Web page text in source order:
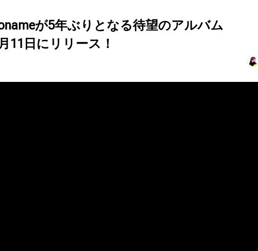
が5年ぶりとなる待望のアルバム
11日にリリース！